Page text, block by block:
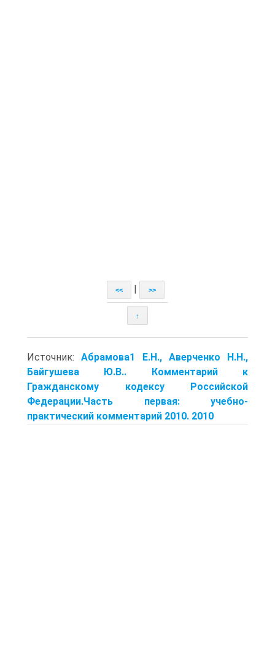
<< >>
↑
Источник:Абрамова1 Е.Н., Аверченко Н.Н.,
Байгушева Ю.В.. Комментарий к
Гражданскому кодексу Российской
Федерации.Часть первая: учебно-
практический комментарий 2010. 2010